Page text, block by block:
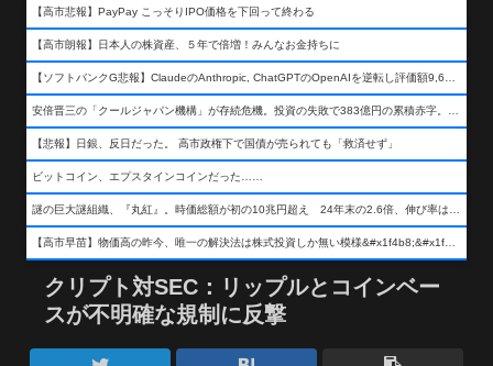
【高市悲報】PayPay こっそりIPO価格を下回って終わる
【高市朗報】日本人の株資産、５年で倍増！みんなお金持ちに
【ソフトバンクG悲報】ClaudeのAnthropic, ChatGPTのOpenAIを逆転し評価額9,650億ドル (約154兆円) の世界一価値あるAI企業に……
安倍晋三の「クールジャパン機構」が存続危機。投資の失敗で383億円の累積赤字。2025年度決算も大赤字の可能性。責任の所在はウヤムヤ
【悲報】日銀、反日だった。 高市政権下で国債が売られても「救済せず」
ビットコイン、エプスタインコインだった……
謎の巨大謎組織、『丸紅』。時価総額が初の10兆円超え 24年末の2.6倍、伸び率は謎組織首位
【高市早苗】物価高の昨今、唯一の解決法は株式投資しか無い模様&#x1f4b8;&#x1f4b8;&#x1f4b8;
クリプト対SEC：リップルとコインベー
スが不明確な規制に反撃